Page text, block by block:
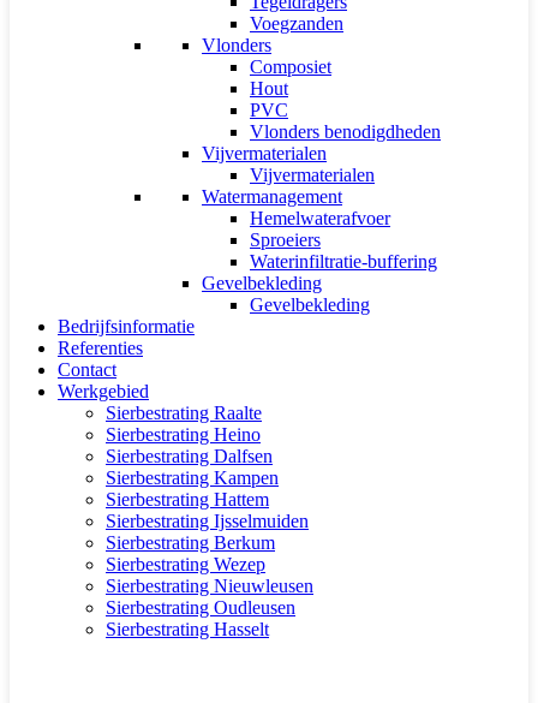
Voegzanden
Vlonders
Composiet
Hout
PVC
Vlonders benodigdheden
Vijvermaterialen
Vijvermaterialen
Watermanagement
Hemelwaterafvoer
Sproeiers
Waterinfiltratie-buffering
Gevelbekleding
Gevelbekleding
Bedrijfsinformatie
Referenties
Contact
Werkgebied
Sierbestrating Raalte
Sierbestrating Heino
Sierbestrating Dalfsen
Sierbestrating Kampen
Sierbestrating Hattem
Sierbestrating Ijsselmuiden
Sierbestrating Berkum
Sierbestrating Wezep
Sierbestrating Nieuwleusen
Sierbestrating Oudleusen
Sierbestrating Hasselt